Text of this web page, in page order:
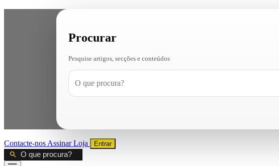
Procurar
Pesquise artigos, secções e conteúdos
Contacte-nos AssinarLoja Entrar